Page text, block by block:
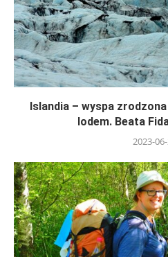
Islandia – wyspa
lodem. Beata
2023-